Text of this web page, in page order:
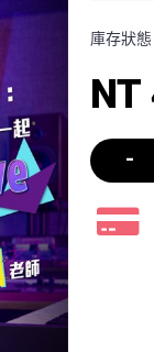
庫存狀態
NT
-